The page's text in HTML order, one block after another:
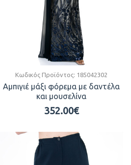
Κωδικός Προϊόντος: 185042302
Αμπιγιέ μάξι φόρεμα με δαντέλα
και μουσελίνα
352.00€